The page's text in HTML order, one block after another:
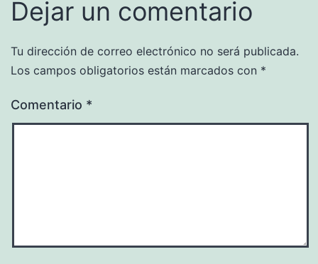
Dejar un comentario
Tu dirección de correo electrónico no será publicada.
Los campos obligatorios están marcados con *
Comentario *